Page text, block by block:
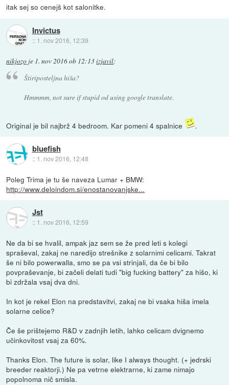
itak sej so cenejš kot salonitke.
Invictus
:: 1. nov 2016, 12:39
nikjozo je 1. nov 2016 ob 12:13izjavil:
Štiriposteljna hiša?
Hmmmm, not sure if stupid od using google translate.
Original je bil najbrž 4 bedroom. Kar pomeni 4 spalnice .
bluefish
:: 1. nov 2016, 12:48
Poleg Trima je tu še naveza Lumar + BMW:
http://www.deloindom.si/enostanovanjske...
Jst
:: 1. nov 2016, 12:59
Ne da bi se hvalil, ampak jaz sem se že pred leti s kolegi
spraševal, zakaj ne naredijo strešnike z solarnimi celicami. Takrat
še ni bilo powerwalla, smo se pa vsi strinjali, da če bi bilo
povpraševanje, bi začeli delati tudi "big fucking battery" za hišo, ki
bi zdržala vsaj dva dni.
In kot je rekel Elon na predstavitvi, zakaj ne bi vsaka hiša imela
solarne celice?
Če še prištejemo R&D v zadnjih letih, lahko celicam dvignemo
učinkovitost vsaj za 60%.
Thanks Elon. The future is solar, like I always thought. (+ jedrski
breeder reaktorji.) Ne pa vetrne elektrarne, ki zame nimajo
popolnoma nič smisla.